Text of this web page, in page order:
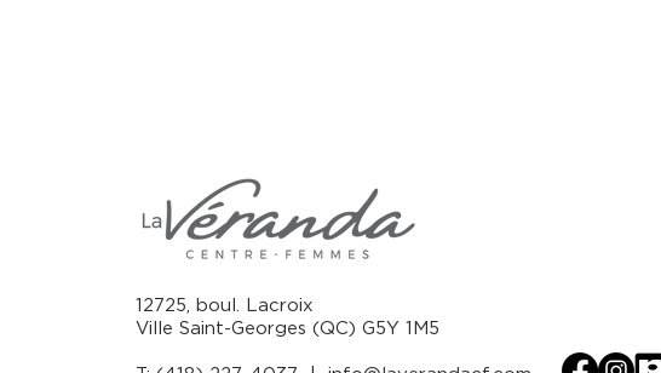
12725, boul. Lacroix
Ville Saint-Georges (QC) G5Y 1M5